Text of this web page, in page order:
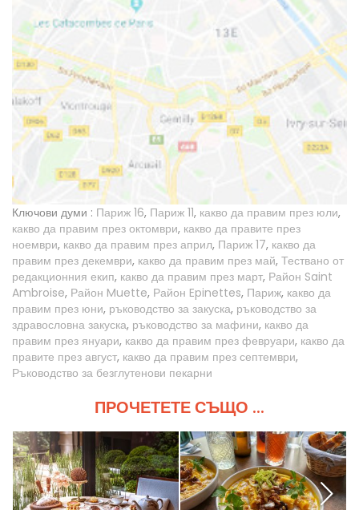
Ключови думи : Париж 16, Париж 11, какво да правим през юли,
какво да правим през октомври, какво да правите през
ноември, какво да правим през април, Париж 17, какво да
правим през декември, какво да правим през май, Тествано от
редакционния екип, какво да правим през март, Район Saint
Ambroise, Район Muette, Район Epinettes, Париж, какво да
правим през юни, ръководство за закуска, ръководство за
здравословна закуска, ръководство за мафини, какво да
правим през януари, какво да правим през февруари, какво да
правите през август, какво да правим през септември,
Ръководство за безглутенови пекарни
ПРОЧЕТЕТЕ СЪЩО ...